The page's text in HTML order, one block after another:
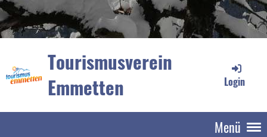
Tourismusverein
Emmetten
Login
Menü